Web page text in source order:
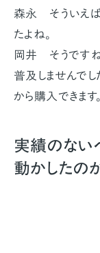
森永 そういえば
たよね。
岡井 そうです
普及しませんでし
から購入できます。
実績のない
動かしたの